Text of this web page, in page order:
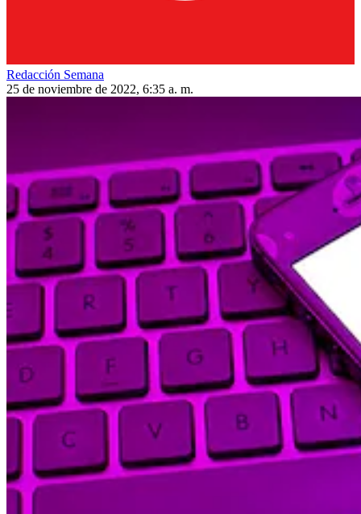
Redacción Semana
25 de noviembre de 2022, 6:35 a. m.